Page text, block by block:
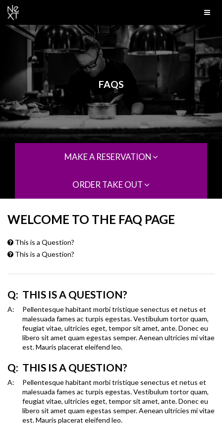
FAQS
MAKE A RESERVATION
ORDER TAKE OUT
WELCOME TO THE FAQ PAGE
This is a Question?
This is a Question?
Q: THIS IS A QUESTION?
A:
Pellentesque habitant morbi tristique senectus et netus et
malesuada fames ac turpis egestas. Vestibulum tortor quam,
feugiat vitae, ultricies eget, tempor sit amet, ante. Donec eu
libero sit amet quam egestas semper. Aenean ultricies mi vitae
est. Mauris placerat eleifend leo.
Q: THIS IS A QUESTION?
A:
Pellentesque habitant morbi tristique senectus et netus et
malesuada fames ac turpis egestas. Vestibulum tortor quam,
feugiat vitae, ultricies eget, tempor sit amet, ante. Donec eu
libero sit amet quam egestas semper. Aenean ultricies mi vitae
est. Mauris placerat eleifend leo.